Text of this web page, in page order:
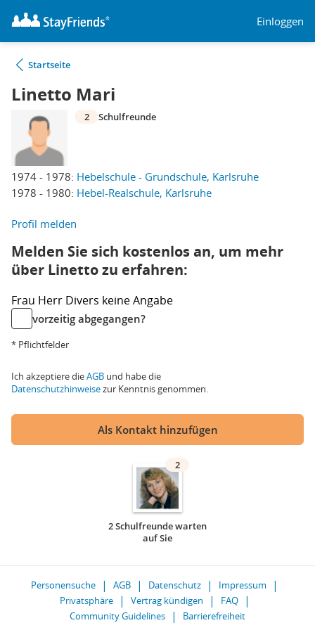
Einloggen
Startseite
Linetto Mari
1974 - 1978: Hebelschule - Grundschule, Karlsruhe
1978 - 1980: Hebel-Realschule, Karlsruhe
2 Schulfreunde
Profil melden
Melden Sie sich kostenlos an, um mehr
über Linetto zu erfahren:
Frau Herr Divers keine Angabe
vorzeitig abgegangen?
* Pflichtfelder
Ich akzeptiere dieAGB und habe die
Datenschutzhinweisezur Kenntnis genommen.
Als Kontakt hinzufügen
2
2 Schulfreunde warten
auf Sie
Personensuche AGB Datenschutz
Impressum
Privatsphäre
Vertrag kündigen
FAQ
Community Guidelines
Barrierefreiheit